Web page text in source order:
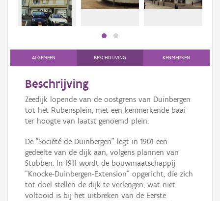
Downloads
AanmeldenALGEMEEN BESCHRIJVING KENMERKEN
Beschrijving
Zeedijk lopende van de oostgrens van Duinbergen
tot het Rubensplein, met een kenmerkende baai
ter hoogte van laatst genoemd plein.
De "Société de Duinbergen" legt in 1901 een
gedeelte van de dijk aan, volgens plannen van
Stübben. In 1911 wordt de bouwmaatschappij
"Knocke-Duinbergen-Extension" opgericht, die zich
tot doel stellen de dijk te verlengen, wat niet
voltooid is bij het uitbreken van de Eerste